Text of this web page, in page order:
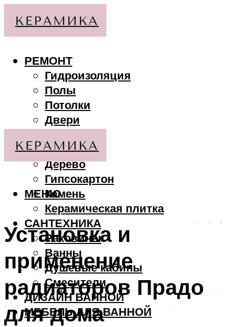
РЕМОНТ
Гидроизоляция
Полы
Потолки
Двери
МАТЕРИАЛЫ
Дерево
Гипсокартон
Камень
Керамическая плитка
САНТЕХНИКА
Раковины
Ванны
Душевые кабины
Смесители
ДИЗАЙН ВАННОЙ
МЕБЕЛЬ ДЛЯ ВАННОЙ
МЕНЮ
Установка и
применение
радиаторов Прадо
для дома